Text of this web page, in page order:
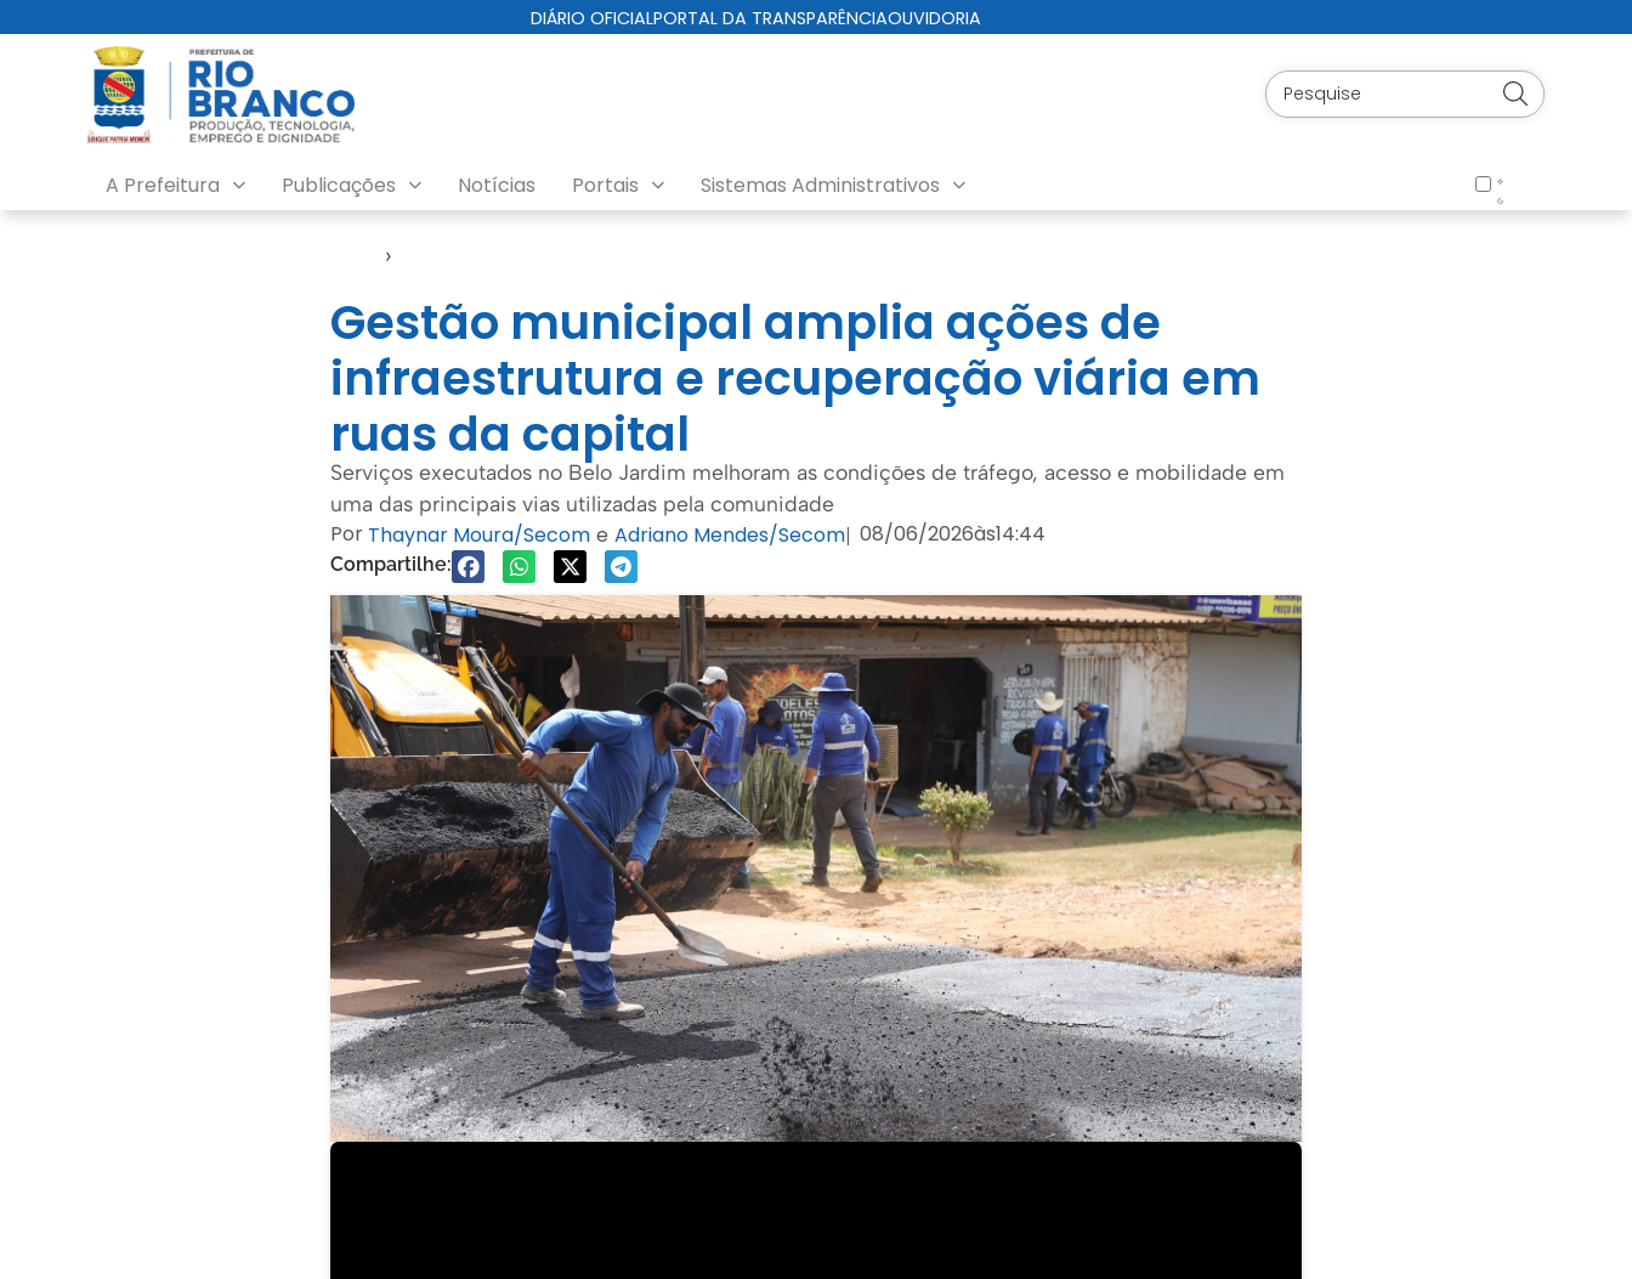
DIÁRIO OFICIALPORTAL DA TRANSPARÊNCIAOUVIDORIA
A Prefeitura Publicações Notícias Portais Sistemas Administrativos
›
Gestão municipal amplia ações de
infraestrutura e recuperação viária em
ruas da capital
Serviços executados no Belo Jardim melhoram as condições de tráfego, acesso e mobilidade em
uma das principais vias utilizadas pela comunidade
Por Thaynar Moura/Secom e Adriano Mendes/Secom| 08/06/2026às14:44
Compartilhe: